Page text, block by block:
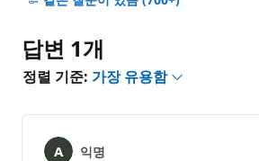
음
답변 1개
정렬 기준: 가장 유용함
익명